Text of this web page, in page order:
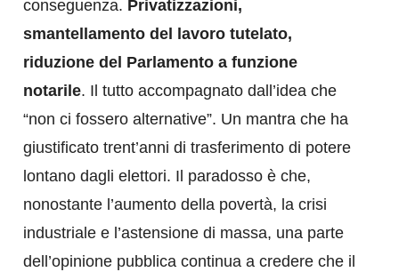
conseguenza. Privatizzazioni,
smantellamento del lavoro tutelato,
riduzione del Parlamento a funzione
notarile. Il tutto accompagnato dall’idea che
“non ci fossero alternative”. Un mantra che ha
giustificato trent’anni di trasferimento di potere
lontano dagli elettori. Il paradosso è che,
nonostante l’aumento della povertà, la crisi
industriale e l’astensione di massa, una parte
dell’opinione pubblica continua a credere che il